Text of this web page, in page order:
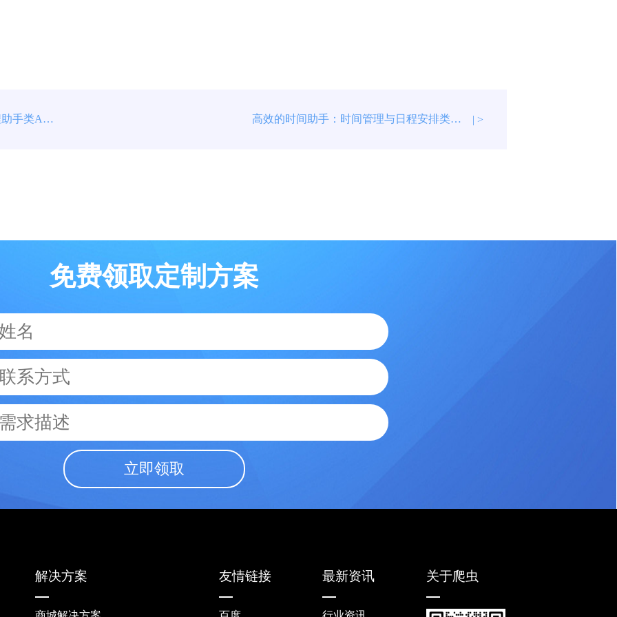
轻松筹谋旅行：旅行规划与行程助手类APP推荐 高效的时间助手：时间管理与日程安排类APP | >
免费领取定制方案
立即领取
解决方案 友情链接 最新资讯 关于爬虫